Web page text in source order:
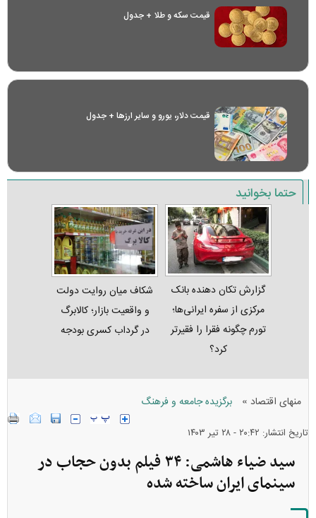
قیمت سکه و طلا + جدول
قیمت دلار، یورو و سایر ارز‌ها + جدول
حتما بخوانید
گزارش تکان‌ دهنده بانک
مرکزی از سفره ایرانی‌ها؛
تورم چگونه فقرا را فقیرتر
کرد؟
شکاف میان روایت دولت
و واقعیت بازار؛ کالابرگ
در گرداب کسری بودجه
منهای اقتصاد » برگزیده جامعه و فرهنگ
تاریخ انتشار: ۲۰:۴۲ - ۲۸ تير ۱۴۰۳
سید ضیاء هاشمی: ۳۴ فیلم بدون حجاب در
سینمای ایران ساخته شده